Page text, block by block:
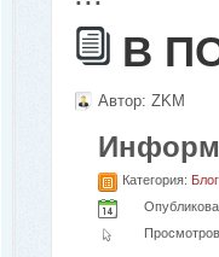
В
Автор: ZKM
Категория: Блог